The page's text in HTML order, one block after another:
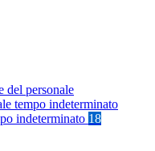
del personale
tempo indeterminato
indeterminato 18